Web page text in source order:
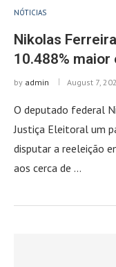
NÓTICIAS
Nikolas
10.488% maior
by admin August 7,
O deputado federal
Justiça Eleitoral um
disputar a reeleição
aos cerca de …